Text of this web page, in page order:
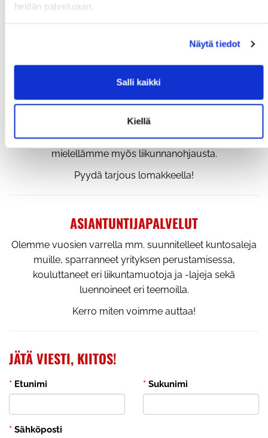
heidän palvelujaan.
Näytä tiedot
Salli kaikki
Kiellä
VUOKRATTAVAT TILAT
Vuokraamme treenitilojen lisäksi myös sauna- ja
kokoustilaa, josta löytyy istumapaikat yli 20hlölle ja
lauteita ainakin kymmenelle.
TYKY-päiviin, lasten synttäreihin yms. tarjoamme
mielellämme myös liikunnanohjausta.
Pyydä tarjous lomakkeella!
ASIANTUNTIJAPALVELUT
Olemme vuosien varrella mm. suunnitelleet kuntosaleja
muille, sparranneet yrityksen perustamisessa,
kouluttaneet eri liikuntamuotoja ja -lajeja sekä
luennoineet eri teemoilla.
Kerro miten voimme auttaa!
JÄTÄ VIESTI, KIITOS!
* Etunimi * Sukunimi
* Sähköposti